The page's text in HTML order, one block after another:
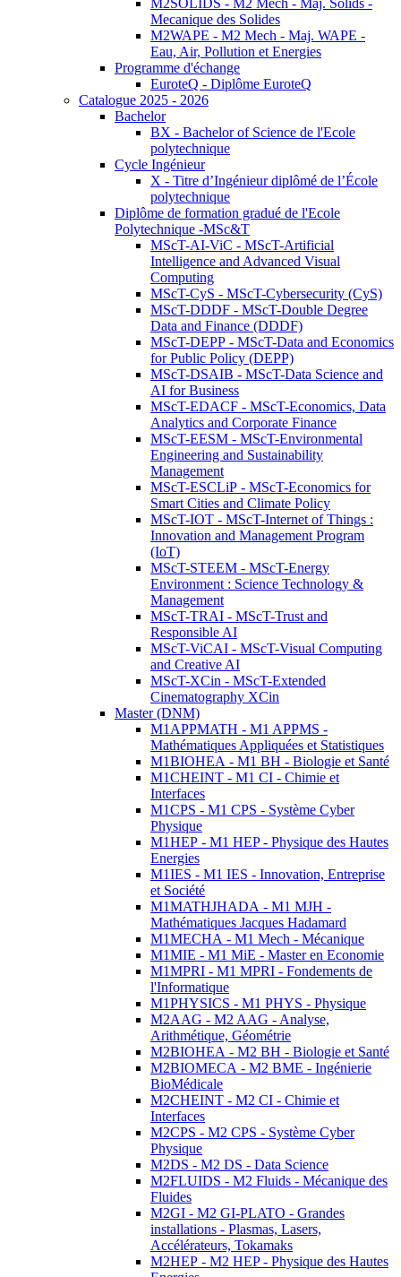
M2SOLIDS - M2 Mech - Maj. Solids -
Mecanique des Solides
M2WAPE - M2 Mech - Maj. WAPE -
Eau, Air, Pollution et Energies
Programme d'échange
EuroteQ - Diplôme EuroteQ
Catalogue 2025 - 2026
Bachelor
BX - Bachelor of Science de l'Ecole
polytechnique
Cycle Ingénieur
X - Titre d’Ingénieur diplômé de l’École
polytechnique
Diplôme de formation gradué de l'Ecole
Polytechnique -MSc&T
MScT-AI-ViC - MScT-Artificial
Intelligence and Advanced Visual
Computing
MScT-CyS - MScT-Cybersecurity (CyS)
MScT-DDDF - MScT-Double Degree
Data and Finance (DDDF)
MScT-DEPP - MScT-Data and Economics
for Public Policy (DEPP)
MScT-DSAIB - MScT-Data Science and
AI for Business
MScT-EDACF - MScT-Economics, Data
Analytics and Corporate Finance
MScT-EESM - MScT-Environmental
Engineering and Sustainability
Management
MScT-ESCLiP - MScT-Economics for
Smart Cities and Climate Policy
MScT-IOT - MScT-Internet of Things :
Innovation and Management Program
(IoT)
MScT-STEEM - MScT-Energy
Environment : Science Technology &
Management
MScT-TRAI - MScT-Trust and
Responsible AI
MScT-ViCAI - MScT-Visual Computing
and Creative AI
MScT-XCin - MScT-Extended
Cinematography XCin
Master (DNM)
M1APPMATH - M1 APPMS -
Mathématiques Appliquées et Statistiques
M1BIOHEA - M1 BH - Biologie et Santé
M1CHEINT - M1 CI - Chimie et
Interfaces
M1CPS - M1 CPS - Système Cyber
Physique
M1HEP - M1 HEP - Physique des Hautes
Energies
M1IES - M1 IES - Innovation, Entreprise
et Société
M1MATHJHADA - M1 MJH -
Mathématiques Jacques Hadamard
M1MECHA - M1 Mech - Mécanique
M1MIE - M1 MiE - Master en Economie
M1MPRI - M1 MPRI - Fondements de
l'Informatique
M1PHYSICS - M1 PHYS - Physique
M2AAG - M2 AAG - Analyse,
Arithmétique, Géométrie
M2BIOHEA - M2 BH - Biologie et Santé
M2BIOMECA - M2 BME - Ingénierie
BioMédicale
M2CHEINT - M2 CI - Chimie et
Interfaces
M2CPS - M2 CPS - Système Cyber
Physique
M2DS - M2 DS - Data Science
M2FLUIDS - M2 Fluids - Mécanique des
Fluides
M2GI - M2 GI-PLATO - Grandes
installations - Plasmas, Lasers,
Accélérateurs, Tokamaks
M2HEP - M2 HEP - Physique des Hautes